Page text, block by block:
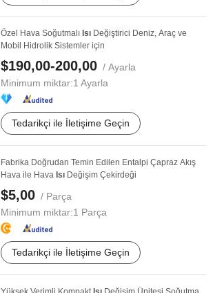
Özel Hava Soğutmalı Isı Değiştirici Deniz, Araç ve
Mobil Hidrolik Sistemler için
$190,00-200,00 / Ayarla
Minimum miktar:1 Ayarla
Tedarikçi ile İletişime Geçin
Fabrika Doğrudan Temin Edilen Entalpi Çapraz Akış
Hava ile Hava Isı Değişim Çekirdeği
$5,00 / Parça
Minimum miktar:1 Parça
Tedarikçi ile İletişime Geçin